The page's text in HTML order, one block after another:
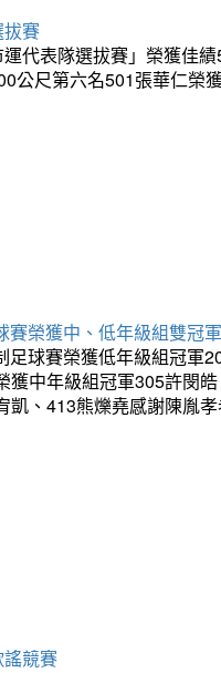
賽
代表隊選拔賽」榮獲佳
公尺第六名501張華仁
賽榮獲中、低年級組雙冠軍
球賽榮獲低年級組冠
中年級組冠軍305許閔
、413熊爍堯感謝陳胤
競賽